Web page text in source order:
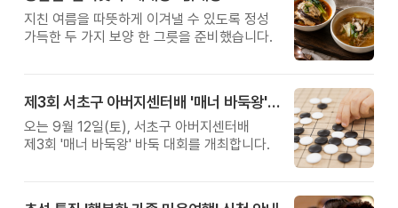
지친 여름을 따뜻하게 이겨낼 수 있도록 정성
가득한 두 가지 보양 한 그릇을 준비했습니다.
제3회 서초구 아버지센터배 '매너 바둑왕' 대회
오는 9월 12일(토), 서초구 아버지센터배
제3회 '매너 바둑왕' 바둑 대회를 개최합니다.